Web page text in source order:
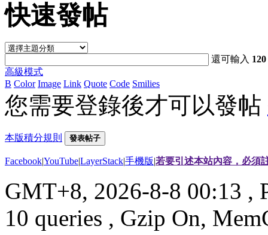
快速發帖
還可輸入 120
高級模式
B Color Image Link Quote Code Smilies
您需要登錄後才可以發帖
本版積分規則 發表帖子
Facebook|YouTube|LayerStack|手機版|若要引述本站內容，必須
GMT+8, 2026-8-8 00:13 ,
10 queries , Gzip On,